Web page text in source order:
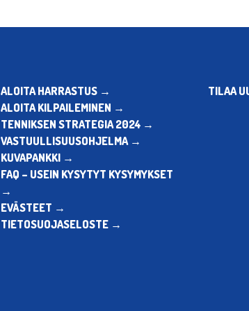
ALOITA HARRASTUS →
ALOITA KILPAILEMINEN →
TENNIKSEN STRATEGIA 2024 →
VASTUULLISUUSOHJELMA →
KUVAPANKKI →
FAQ – USEIN KYSYTYT KYSYMYKSET
→
EVÄSTEET →
TIETOSUOJASELOSTE →
TILAA